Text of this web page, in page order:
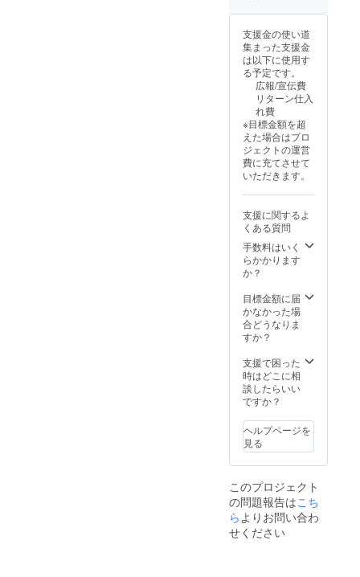
ので
す。 ※
ご注文
状況、
使用部
材の供
給状
況、製
造工程
上の都
合等に
より出
荷時期
が遅れ
る場合
ます。
明書 × 2
ン・仕
様は変
更にな
る可能
性もご
ざいま
了承く
ださ
い。 ※
割引率
は一般
販売予
に送料
を含む
合計金
額に対
するも
す。 ※
ご注文
状況、
使用部
給状
況、製
造工程
上の都
より出
荷時期
が遅れ
る場合
ます。
支援金の使い道
集まった支援金
は以下に使用す
る予定です。
広報/宣伝費
リターン仕入
れ費
※目標金額を超
えた場合はプロ
ジェクトの運営
費に充てさせて
いただきます。
支援に関するよ
くある質問
手数料はいく
らかかります
か？
目標金額に届
かなかった場
合どうなりま
すか？
支援で困った
時はどこに相
談したらいい
ですか？
ヘルプページを
見る
このプロジェクト
の問題報告はこち
ら よりお問い合わ
せください